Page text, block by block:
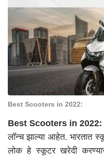
Best Scooters in 2022:
BestScooters in
लॉन्च झाल्या आहेत. भारतात
लोक हे स्कूटर खरेदी